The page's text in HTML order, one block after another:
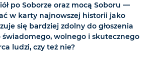
po Soborze oraz mocą Soboru —
w karty najnowszej historii jako
się bardziej zdolny do głoszenia
świadomego, wolnego i skutecznego
ludzi, czy też nie?